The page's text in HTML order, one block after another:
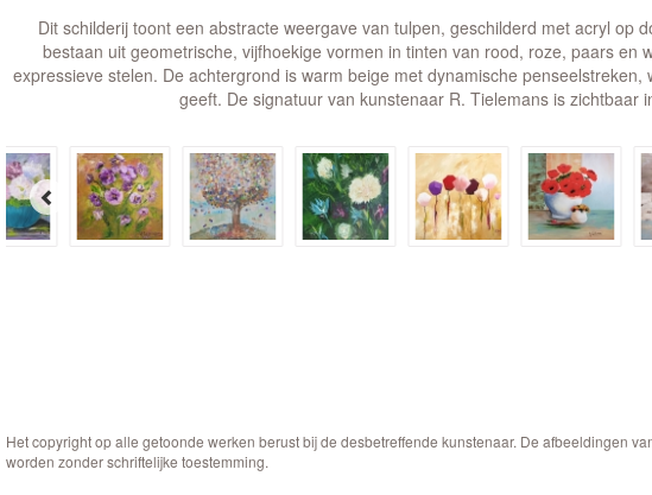
Dit schilderij toont een abstracte weergave van tulpen, geschilderd met acryl op
bestaan uit geometrische, vijfhoekige vormen in tinten van rood, roze, paars en
expressieve stelen. De achtergrond is warm beige met dynamische penseelstreken,
geeft. De signatuur van kunstenaar R. Tielemans is zichtbaar
Het copyright op alle getoonde werken berust bij de desbetreffende kunstenaar. De afbeeldingen
worden zonder schriftelijke toestemming.